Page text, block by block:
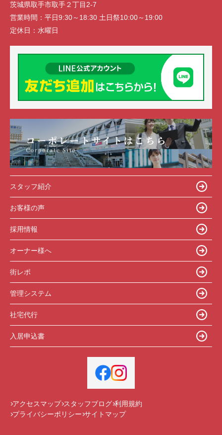
茨城県取手市取手２丁目2-7
営業時間： 平日9:30～18:30 土日祭10:00～19:00
定休日： 水曜日
スタッフ紹介
お客様の声
採用情報
オーナー様へ
街レポ
管理システム
社宅代行
入居申込書
アクセスマップ スタッフブログ 利用規約
プライバシーポリシー サイトマップ